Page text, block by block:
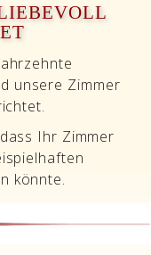
unsere Zimmer
Ihr Zimmer
könnte.